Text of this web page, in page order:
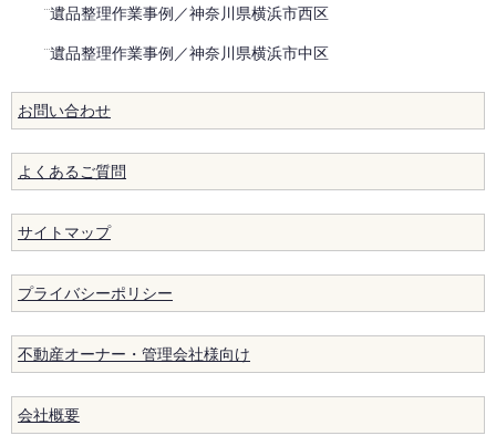
遺品整理作業事例／神奈川県横浜市西区
遺品整理作業事例／神奈川県横浜市中区
お問い合わせ
よくあるご質問
サイトマップ
プライバシーポリシー
不動産オーナー・管理会社様向け
会社概要